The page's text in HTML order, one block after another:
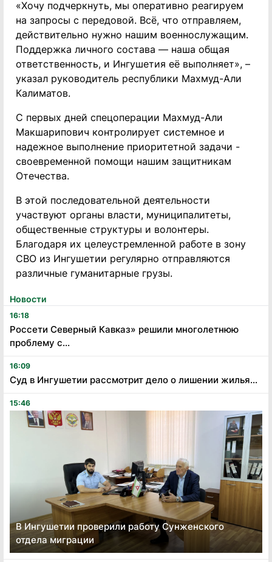
Новости
16:18
Россети Северный Кавказ» решили многолетнюю
проблему с...
16:09
Суд в Ингушетии рассмотрит дело о лишении жилья...
15:46
В Ингушетии проверили работу Сунженского
отдела миграции
«Хочу подчеркнуть, мы оперативно реагируем
на запросы с передовой. Всё, что отправляем,
действительно нужно нашим военнослужащим.
Поддержка личного состава — наша общая
ответственность, и Ингушетия её выполняет», –
указал руководитель республики Махмуд-Али
Калиматов.
С первых дней спецоперации Махмуд-Али
Макшарипович контролирует системное и
надежное выполнение приоритетной задачи -
своевременной помощи нашим защитникам
Отечества.
В этой последовательной деятельности
участвуют органы власти, муниципалитеты,
общественные структуры и волонтеры.
Благодаря их целеустремленной работе в зону
СВО из Ингушетии регулярно отправляются
различные гуманитарные грузы.